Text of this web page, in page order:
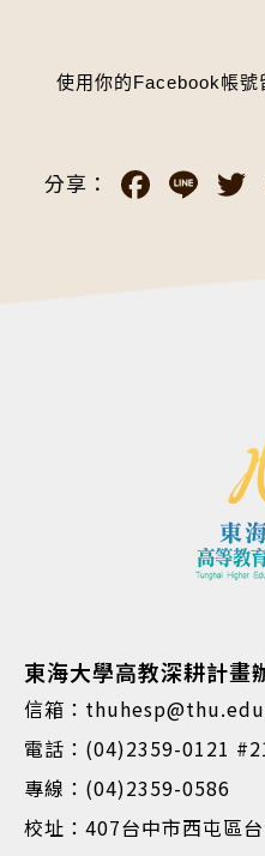
使用你的Facebook帳號
分享：
東海大學高教深耕計畫
信箱：
電話：(04)2359-0121
專線：(04)2359-0586
校址：407台中市西屯區